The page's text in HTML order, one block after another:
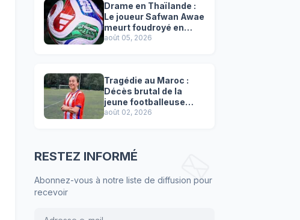
Drame en Thaïlande :
Le joueur Safwan Awae
meurt foudroyé en
plein match
août 05, 2026
Tragédie au Maroc :
Décès brutal de la
jeune footballeuse
Faten Ben Amar El
août 02, 2026
RESTEZ INFORMÉ
Abonnez-vous à notre liste de diffusion pour
recevoir